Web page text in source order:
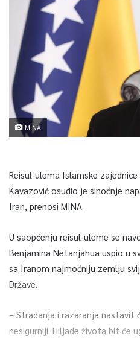
MINA
Reisul-ulema Islamske zajednice
Kavazović osudio je sinoćnje
Iran, prenosi MINA.
U saopćenju reisul-uleme se
Benjamina Netanjahua uspio u
sa Iranom najmoćniju zemlju
Države.
– Stradanja i razaranja nastavit
nesigurniji. Hiljade života bit će